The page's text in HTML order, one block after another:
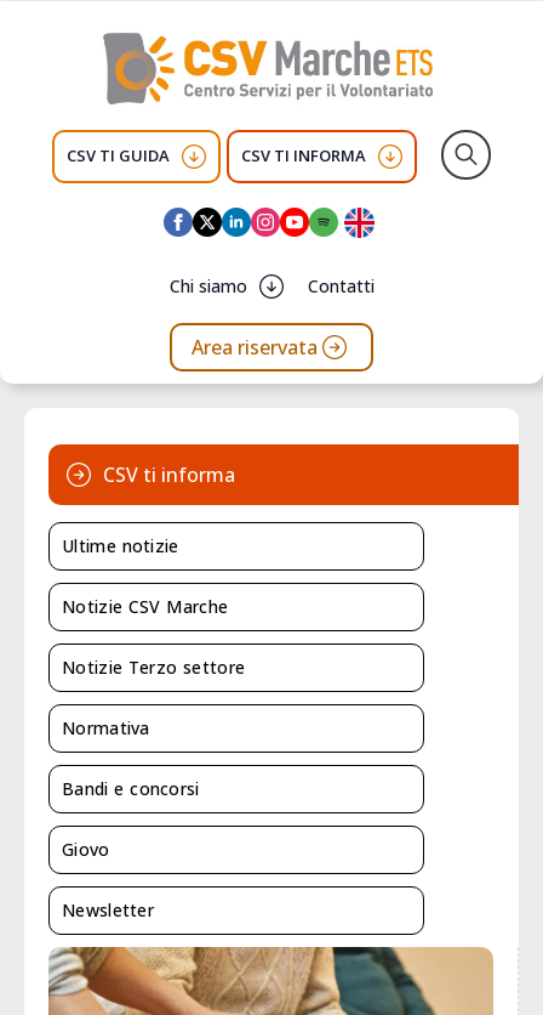
CSV TI GUIDA CSV TI INFORMA
Chi siamo Contatti
Area riservata
CSV ti informa
Ultime notizie
Notizie CSV Marche
Notizie Terzo settore
Normativa
Bandi e concorsi
Giovo
Newsletter